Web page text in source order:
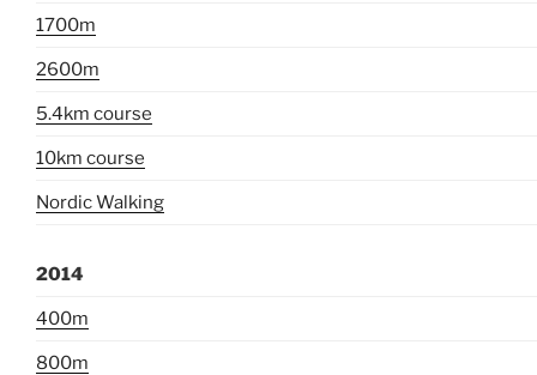
1700m
2600m
5.4km course
10km course
Nordic Walking
2014
400m
800m